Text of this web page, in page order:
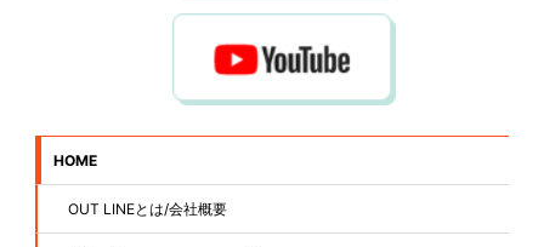
HOME
OUT LINEとは/会社概要